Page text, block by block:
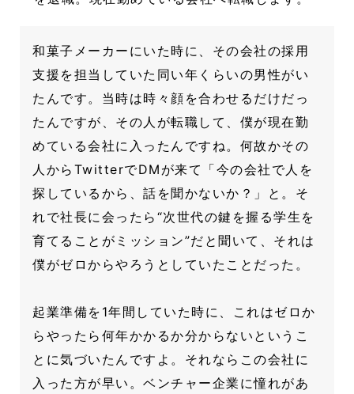
和菓子メーカーにいた時に、その会社の採用
支援を担当していた同い年くらいの男性がい
たんです。当時は時々顔を合わせるだけだっ
たんですが、その人が転職して、僕が現在勤
めている会社に入ったんですね。何故かその
人からTwitterでDMが来て「今の会社で人を
探しているから、話を聞かないか？」と。そ
れで社長に会ったら“次世代の鍵を握る学生を
育てることがミッション”だと聞いて、それは
僕がゼロからやろうとしていたことだった。
起業準備を1年間していた時に、これはゼロか
らやったら何年かかるか分からないというこ
とに気づいたんですよ。それならこの会社に
入った方が早い。ベンチャー企業に憧れがあ